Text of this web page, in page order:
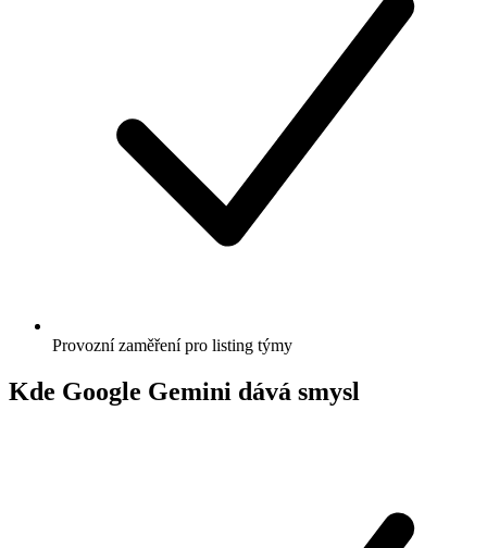
Provozní zaměření pro listing týmy
Kde Google Gemini dává smysl